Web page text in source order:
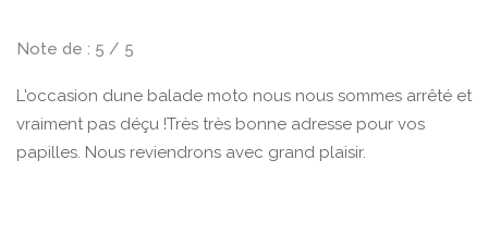
Note de : 5 / 5
L'occasion dune balade moto nous nous sommes arrêté et
vraiment pas déçu !Très très bonne adresse pour vos
papilles. Nous reviendrons avec grand plaisir.